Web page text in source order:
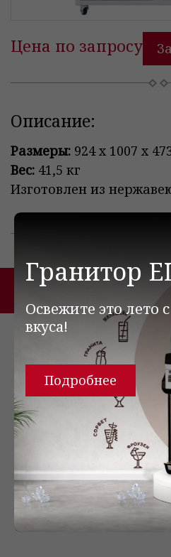
Цена по запросу
Описание:
Размеры: 924 x 1007 x
Вес: 41,5 кг
Изготовлен из
Похожие
Гранитор
Освежите это лето
вкуса!
Подробнее